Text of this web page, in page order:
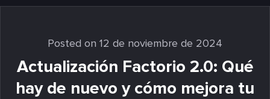
Posted on 12 de noviembre de 2024
Actualización Factorio 2.0: Qué
hay de nuevo y cómo mejora tu